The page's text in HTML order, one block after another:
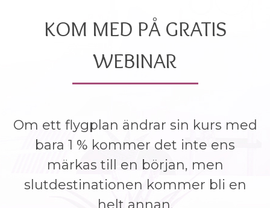
KOM MED PÅ GRATIS
WEBINAR
Om ett flygplan ändrar sin kurs med
bara 1 % kommer det inte ens
märkas till en början, men
slutdestinationen kommer bli en
helt annan.